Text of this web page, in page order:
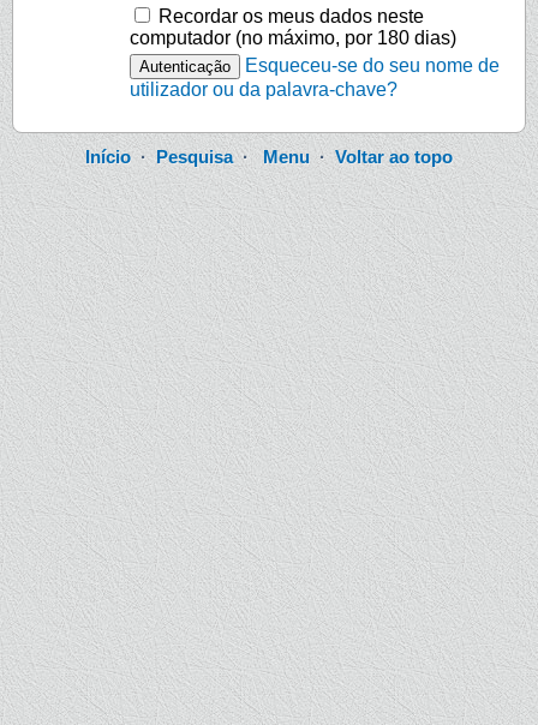
Recordar os meus dados neste
computador (no máximo, por 180 dias)
Esqueceu-se do seu nome de
utilizador ou da palavra-chave?
Início· Pesquisa·Menu ·Voltar ao topo